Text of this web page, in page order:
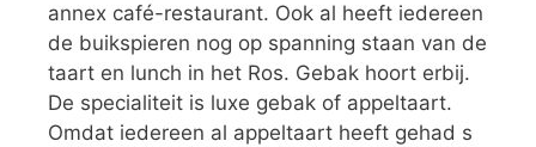
annex café-restaurant. Ook al heeft iedereen
de buikspieren nog op spanning staan van de
taart en lunch in het Ros. Gebak hoort erbij.
De specialiteit is luxe gebak of appeltaart.
Omdat iedereen al appeltaart heeft gehad s